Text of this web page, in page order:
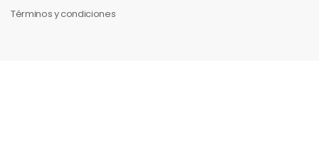
Términos y condiciones